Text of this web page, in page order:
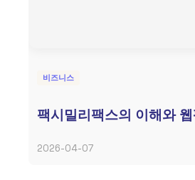
비즈니스
팩시밀리팩스의 이해와
2026-04-07